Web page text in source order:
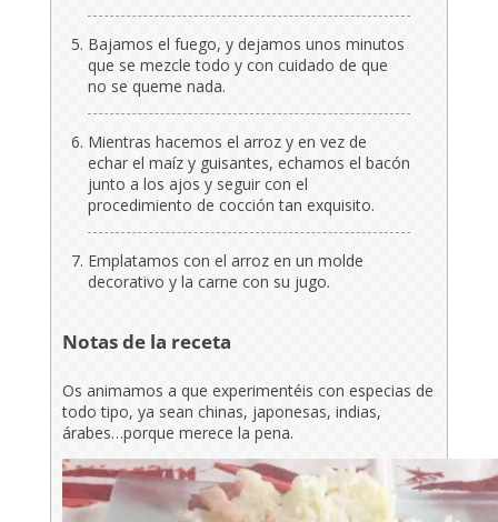
Bajamos el fuego, y dejamos unos minutos
que se mezcle todo y con cuidado de que
no se queme nada.
Mientras hacemos el arroz y en vez de
echar el maíz y guisantes, echamos el bacón
junto a los ajos y seguir con el
procedimiento de cocción tan exquisito.
Emplatamos con el arroz en un molde
decorativo y la carne con su jugo.
Notas de la receta
Os animamos a que experimentéis con especias de
todo tipo, ya sean chinas, japonesas, indias,
árabes…porque merece la pena.